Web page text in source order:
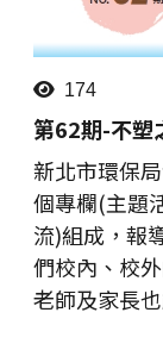
174
第62期-不塑
新北市環保
個專欄(主題
流)組成，報
們校內、校
老師及家長